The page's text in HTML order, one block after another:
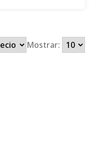
Mostrar: